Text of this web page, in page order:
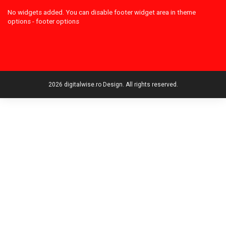
No widgets added. You can disable footer widget area in theme
options - footer options
2026 digitalwise.ro Design. All rights reserved.